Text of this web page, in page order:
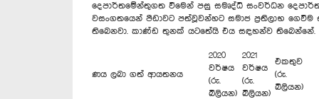
දෙපාර්තමේන්තුගත වීමෙන් පසු සමෘද්ධි සංවර්ධන
වසංගතයෙන් පීඩාවට පත්වූවන්හට සමාජ ප්‍රතිලාභ
තිබෙනවා. කාණ්ඩ තුනක් යටතේයි එය සඳහන්ව තිබෙන්නේ.
ණය ලබා ගත් ආයතනය
2020
වර්ෂය
(රු.
බිලියන)
2021
වර්ෂය
(රු.
බිලියන)
එකතුව
(රු.
බිලියන)